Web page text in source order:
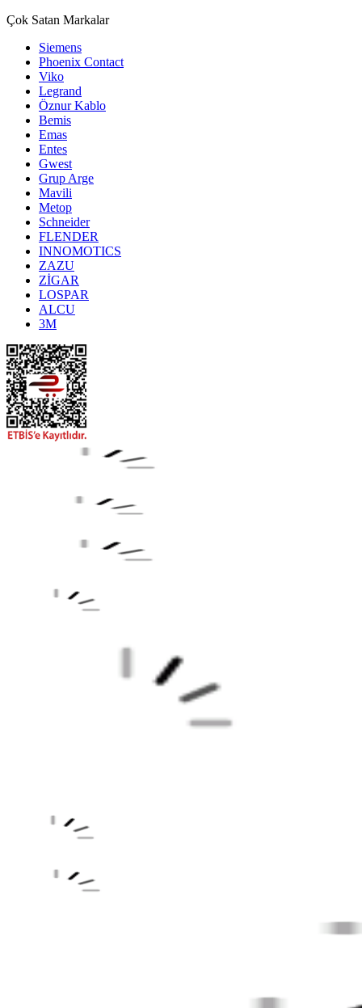
Çok Satan Markalar
Siemens
Phoenix Contact
Viko
Legrand
Öznur Kablo
Bemis
Emas
Entes
Gwest
Grup Arge
Mavili
Metop
Schneider
FLENDER
INNOMOTICS
ZAZU
ZİGAR
LOSPAR
ALCU
3M